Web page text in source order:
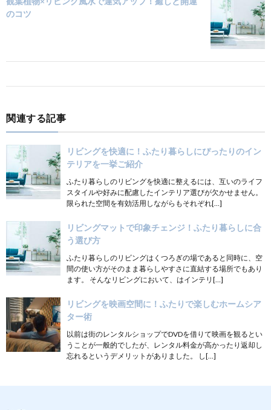
のコツ
関連する記事
リビングを快適に！ふたり暮らしにぴったりのイン
テリアを一挙ご紹介
ふたり暮らしのリビングを快適に整えるには、互いのライフ
スタイルや好みに配慮したインテリア選びが欠かせません。
限られた空間を有効活用しながらもそれぞれ[…]
リビングマットで印象チェンジ！ふたり暮らしに合
う選び方
ふたり暮らしのリビングはくつろぎの場であると同時に、空
間の使い方がそのまま暮らしやすさに直結する場所でもあり
ます。 そんなリビングにおいて、はインテリ[…]
リビングを映画空間に！ふたりで楽しむホームシア
ター術
以前は街のレンタルショップでDVDを借りて映画を観るとい
うことが一般的でしたが、レンタル料金が高かったり返却し
忘れるというデメリットがありました。 し[…]